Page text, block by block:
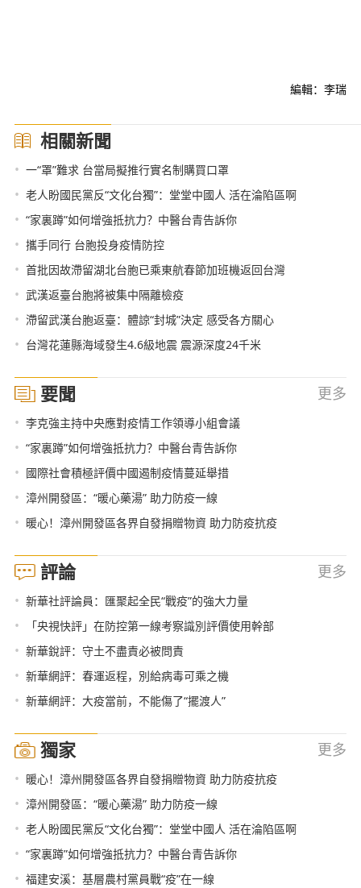
編輯：李瑞
相關新聞
• 一“罩”難求 台當局擬推行實名制購買口罩
• 老人盼國民黨反“文化台獨”：堂堂中國人 活在淪陷區啊
• “家裏蹲”如何增強抵抗力？中醫台青告訴你
• 攜手同行 台胞投身疫情防控
• 首批因故滯留湖北台胞已乘東航春節加班機返回台灣
• 武漢返臺台胞將被集中隔離檢疫
• 滯留武漢台胞返臺：體諒“封城”決定 感受各方關心
• 台灣花蓮縣海域發生4.6級地震 震源深度24千米
要聞 更多
• 李克強主持中央應對疫情工作領導小組會議
• “家裏蹲”如何增強抵抗力？中醫台青告訴你
• 國際社會積極評價中國遏制疫情蔓延舉措
• 漳州開發區：“暖心藥湯” 助力防疫一線
• 暖心！漳州開發區各界自發捐贈物資 助力防疫抗疫
評論 更多
• 新華社評論員：匯聚起全民“戰疫”的強大力量
• 「央視快評」在防控第一線考察識別評價使用幹部
• 新華銳評：守土不盡責必被問責
• 新華網評：春運返程，別給病毒可乘之機
• 新華網評：大疫當前，不能傷了“擺渡人”
獨家 更多
• 暖心！漳州開發區各界自發捐贈物資 助力防疫抗疫
• 漳州開發區：“暖心藥湯” 助力防疫一線
• 老人盼國民黨反“文化台獨”：堂堂中國人 活在淪陷區啊
• “家裏蹲”如何增強抵抗力？中醫台青告訴你
• 福建安溪：基層農村黨員戰“疫”在一線